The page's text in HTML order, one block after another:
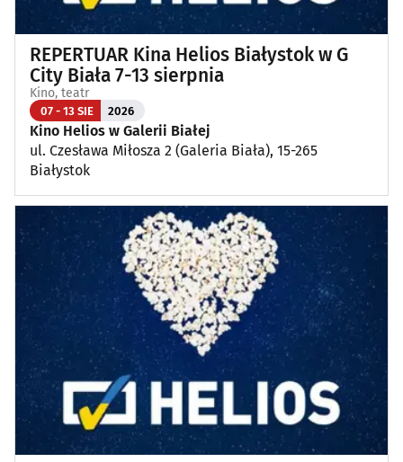
REPERTUAR Kina Helios Białystok w G
City Biała 7-13 sierpnia
Kino, teatr
07 - 13 SIE 2026
Kino Helios w Galerii Białej
ul. Czesława Miłosza 2 (Galeria Biała), 15-265
Białystok